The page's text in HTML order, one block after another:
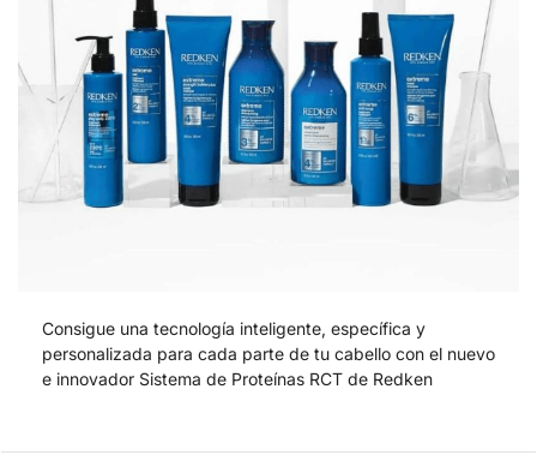
Consigue una tecnología inteligente, específica y
personalizada para cada parte de tu cabello con el nuevo
e innovador Sistema de Proteínas RCT de Redken